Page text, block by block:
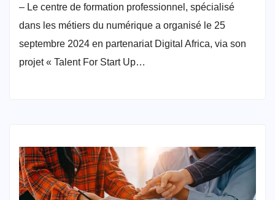
– Le centre de formation professionnel, spécialisé
dans les métiers du numérique a organisé le 25
septembre 2024 en partenariat Digital Africa, via son
projet « Talent For Start Up…